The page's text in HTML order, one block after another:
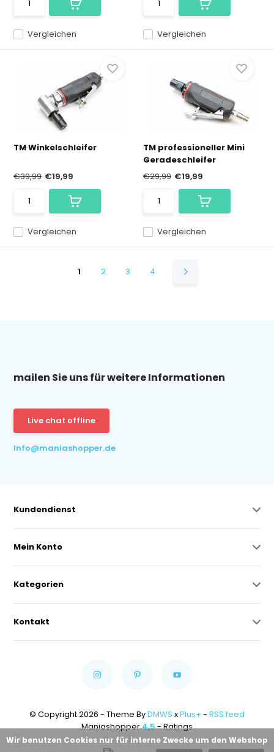
Vergleichen Vergleichen
TM Winkelschleifer
Vergleichen
€39,99 €19,99
TM professioneller Mini
Geradeschleifer
Vergleichen
€29,99 €19,99
1 2 3 4
mailen Sie uns für weitere Informationen
Live chat offline
Info@maniashopper.de
Kundendienst
Mein Konto
Kategorien
Kontakt
© Copyright 2026 - Theme ByDMWS xPlus+ - RSS feed
Maniashopper4,5- Ratings
Wir benutzen Cookies nur für interne Zwecke um den Webshop